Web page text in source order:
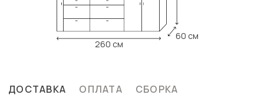
260 см
60 см
ДОСТАВКА ОПЛАТА СБОРКА